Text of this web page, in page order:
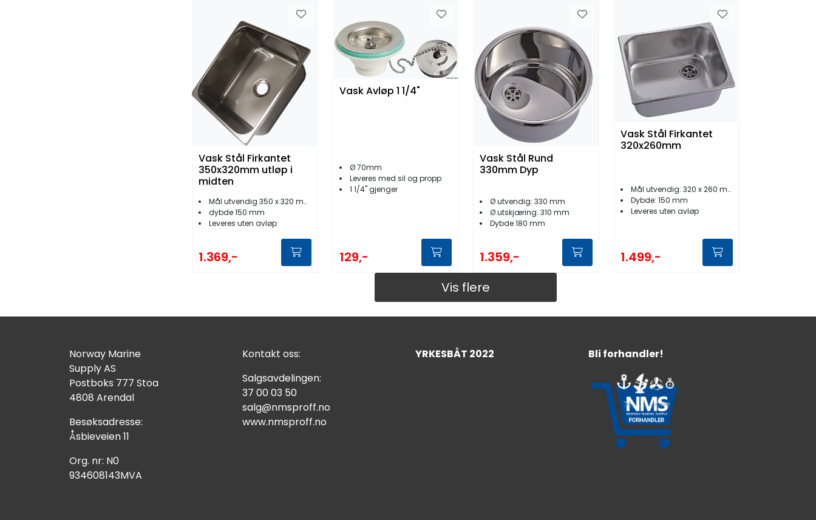
Vask Stål Firkantet
350x320mm utløp i
midten
Mål utvendig 350 x 320 mm
dybde 150 mm
Leveres uten avløp
1.369,-
Vask Avløp 1 1/4"
Ø 70mm
Leveres med sil og propp
1 1/4'' gjenger
129,-
Vask Stål Rund
330mm Dyp
Ø utvendig: 330 mm
Ø utskjæring: 310 mm
Dybde 180 mm
1.359,-
Vask Stål Firkantet
320x260mm
Mål utvendig: 320 x 260 mm
Dybde: 150 mm
Leveres uten avløp
1.499,-
Vis flere
Norway Marine
Supply AS
Postboks 777 Stoa
4808 Arendal
Besøksadresse:
Åsbieveien 11
Org. nr: N0
934608143MVA
Kontakt oss:
Salgsavdelingen:
37 00 03 50
salg@nmsproff.no
www.nmsproff.no
YRKESBÅT 2022 Bli forhandler!